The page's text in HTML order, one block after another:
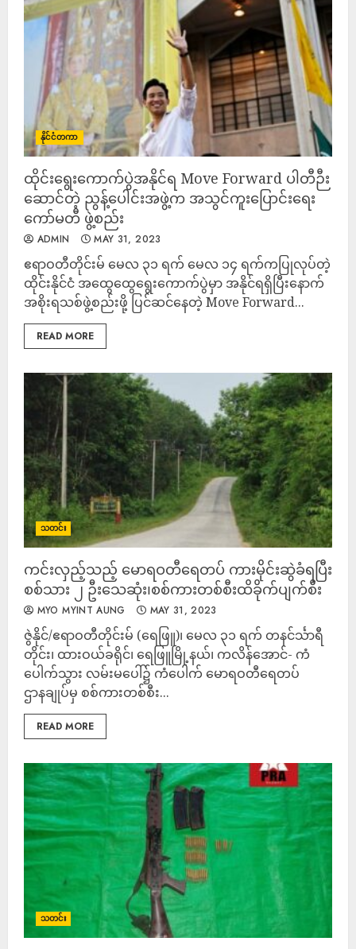
နိုင်ငံတကာ
ထိုင်းရွေးကောက်ပွဲအနိုင်ရ Move Forward ပါတီဉီး
ဆောင်တဲ့ ညွန့်ပေါင်းအဖွဲ့က အသွင်ကူးပြောင်းရေး
ကော်မတီ ဖွဲ့စည်း
ADMIN MAY 31, 2023
ဧရာဝတီတိုင်းမ် မေလ ၃၁ ရက် မေလ ၁၄ ရက်ကပြုလုပ်တဲ့
ထိုင်းနိုင်ငံ အထွေထွေရွေးကောက်ပွဲမှာ အနိုင်ရရှိပြီးနောက်
အစိုးရသစ်ဖွဲ့စည်းဖို့ ပြင်ဆင်နေတဲ့ Move Forward...
READ MORE
သတင်း
ကင်းလှည့်သည့် မောရဝတီရေတပ် ကားမိုင်းဆွဲခံရပြီး
စစ်သား ၂ ဦးသေဆုံး၊စစ်ကားတစ်စီးထိခိုက်ပျက်စီး
MYO MYINT AUNG MAY 31, 2023
ဇွဲနိုင်/ဧရာဝတီတိုင်းမ် (ရေဖြူ)၊ မေလ ၃၁ ရက် တနင်င်္သာရီ
တိုင်း၊ ထားဝယ်ခရိုင်၊ ရေဖြူမြို့နယ်၊ ကလိန်အောင်- ကံ
ပေါက်သွား လမ်းမပေါ်၌ ကံပေါက် မောရဝတီရေတပ်
ဌာနချုပ်မှ စစ်ကားတစ်စီး...
READ MORE
သတင်း